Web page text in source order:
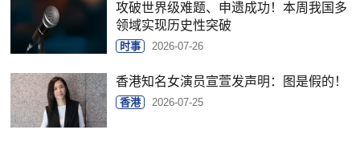
攻破世界级难题、申遗成功！本周我国多
领域实现历史性突破
时事 2026-07-26
香港知名女演员宣萱发声明：图是假的！
香港 2026-07-25